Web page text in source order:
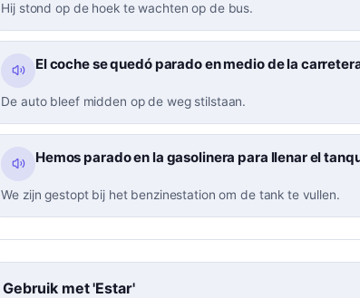
Hij stond op de hoek te wachten op de bus.
El coche se quedó parado en medio de la
De auto bleef midden op de weg stilstaan.
Hemos parado en la gasolinera para llenar el
We zijn gestopt bij het benzinestation om de tank te vullen.
Gebruik met 'Estar'